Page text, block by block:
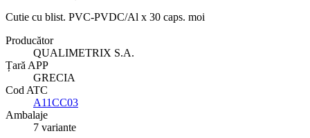
Cutie cu blist. PVC-PVDC/Al x 30 caps. moi
Producător
QUALIMETRIX S.A.
Țară APP
GRECIA
Cod ATC
A11CC03
Ambalaje
7 variante